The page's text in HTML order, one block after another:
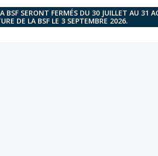
BSF SERONT FERMÉS DU 30 JUILLET AU 31
DE LA BSF LE 3 SEPTEMBRE 2026.